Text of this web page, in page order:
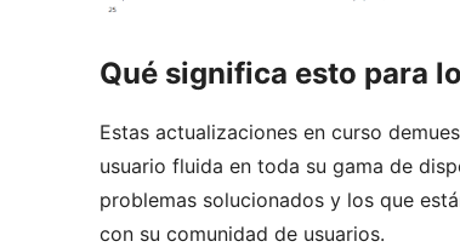
Qué significa esto para
Estas actualizaciones en curso
usuario fluida en toda su gama de
problemas solucionados y los que
con su comunidad de usuarios.